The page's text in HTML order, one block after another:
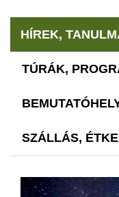
HÍREK,
TÚRÁK,
SZÁLLÁS,